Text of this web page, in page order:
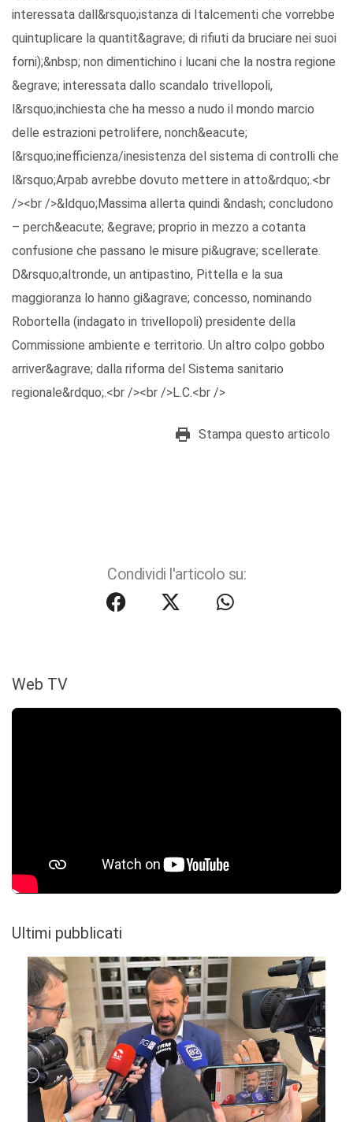
interessata dall&rsquo;istanza di Italcementi che vorrebbe
quintuplicare la quantit&agrave; di rifiuti da bruciare nei suoi
forni);&nbsp; non dimentichino i lucani che la nostra regione
&egrave; interessata dallo scandalo trivellopoli,
l&rsquo;inchiesta che ha messo a nudo il mondo marcio
delle estrazioni petrolifere, nonch&eacute;
l&rsquo;inefficienza/inesistenza del sistema di controlli che
l&rsquo;Arpab avrebbe dovuto mettere in atto&rdquo;.<br
/><br />&ldquo;Massima allerta quindi &ndash; concludono
– perch&eacute; &egrave; proprio in mezzo a cotanta
confusione che passano le misure pi&ugrave; scellerate.
D&rsquo;altronde, un antipastino, Pittella e la sua
maggioranza lo hanno gi&agrave; concesso, nominando
Robortella (indagato in trivellopoli) presidente della
Commissione ambiente e territorio. Un altro colpo gobbo
arriver&agrave; dalla riforma del Sistema sanitario
regionale&rdquo;.<br /><br />L.C.<br />
Stampa questo articolo
Condividi l'articolo su:
Web TV
Ultimi pubblicati